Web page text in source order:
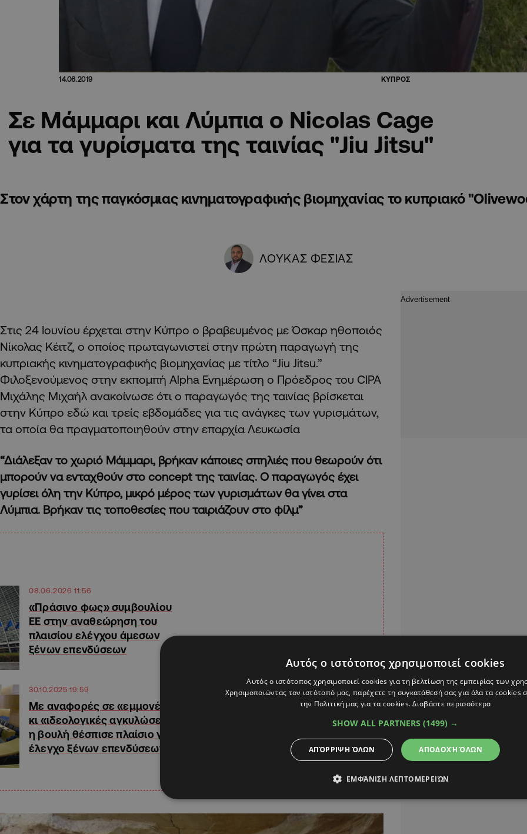
14.06.2019 ΚΥΠΡΟΣ
Σε Μάμμαρι και Λύμπια ο Nicolas Cage
για τα γυρίσματα της ταινίας "Jiu Jitsu"
Στον χάρτη της παγκόσμιας κινηματογραφικής βιομηχανίας το κυπριακό
ΛΟΥΚΑΣ ΦΕΣΙΑΣ
Στις 24 Ιουνίου έρχεται στην Κύπρο ο βραβευμένος με Όσκαρ ηθοποιός
Νίκολας Κέιτζ, ο οποίος πρωταγωνιστεί στην πρώτη παραγωγή της
κυπριακής κινηματογραφικής βιομηχανίας με τίτλο “Jiu Jitsu.”
Φιλοξενούμενος στην εκπομπή Alpha Ενημέρωση ο Πρόεδρος του CIPA
Μιχάλης Μιχαήλ ανακοίνωσε ότι ο παραγωγός της ταινίας βρίσκεται
στην Κύπρο εδώ και τρείς εβδομάδες για τις ανάγκες των γυρισμάτων,
τα οποία θα πραγματοποιηθούν στην επαρχία Λευκωσία
“Διάλεξαν το χωριό Μάμμαρι, βρήκαν κάποιες σπηλιές που θεωρούν ότι
μπορούν να ενταχθούν στο concept της ταινίας. Ο παραγωγός έχει
γυρίσει όλη την Κύπρο, μικρό μέρος των γυρισμάτων θα γίνει στα
Λύμπια. Βρήκαν τις τοποθεσίες που ταιριάζουν στο φίλμ”
08.06.2026 11:56
«Πράσινο φως» συμβουλίου
ΕΕ στην αναθεώρηση του
πλαισίου ελέγχου άμεσων
ξένων επενδύσεων
30.10.2025 19:59
Με αναφορές σε «εμμονές»
κι «ιδεολογικές αγκυλώσεις»
η βουλή θέσπισε πλαίσιο για
έλεγχο ξένων επενδύσεων
Αυτός ο ιστότοπος χρησιμοποιεί cookies
Αυτός ο ιστότοπος χρησιμοποιεί cookies για τη βελτίωση της εμπειρίας των
Χρησιμοποιώντας τον ιστότοπό μας, παρέχετε τη συγκατάθεσή σας για όλα τα cookies
την Πολιτική μας για τα cookies.Διαβάστε περισσότερα
SHOW ALL PARTNERS (1499) →
ΑΠΟΔΟΧΉ ΌΛΩΝ
ΑΠΌΡΡΙΨΗ ΌΛΩΝ
ΕΜΦΆΝΙΣΗ ΛΕΠΤΟΜΕΡΕΙΏΝ